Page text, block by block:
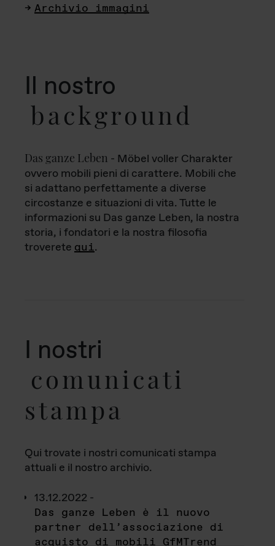
Archivio immagini
Il nostro
background
Das ganze Leben - Möbel voller Charakter
ovvero mobili pieni di carattere. Mobili che
si adattano perfettamente a diverse
circostanze e situazioni di vita. Tutte le
informazioni su Das ganze Leben, la nostra
storia, i fondatori e la nostra filosofia
troverete qui.
I nostri
comunicati
stampa
Qui trovate i nostri comunicati stampa
attuali e il nostro archivio.
13.12.2022 -
Das ganze Leben è il nuovo
partner dell’associazione di
acquisto di mobili GfMTrend